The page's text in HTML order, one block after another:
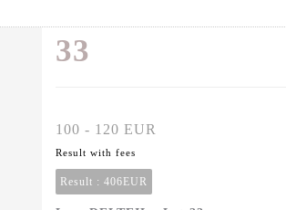
33
100 - 120 EUR
Result with fees
Result : 406EUR